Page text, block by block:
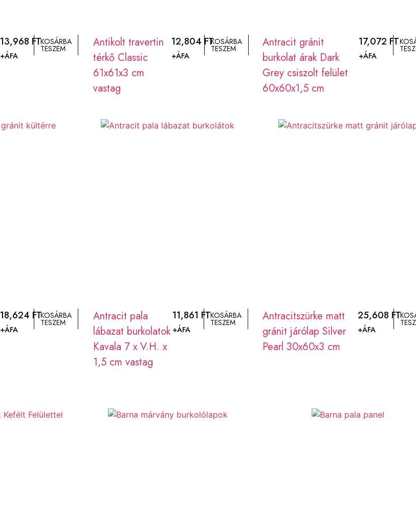
13,968 FT
+ÁFA
KOSÁRBA
TESZEM
Antikolt travertin
térkő Classic
61x61x3 cm
vastag
12,804 FT
+ÁFA
KOSÁRBA
TESZEM
Antracit gránit
burkolat árak Dark
Grey csiszolt felület
60x60x1,5 cm
17,072 FT
+ÁFA
18,624 FT
+ÁFA
KOSÁRBA
TESZEM
Antracit pala
lábazat burkolatok
Kavala 7 x V.H. x
1,5 cm vastag
11,861 FT
+ÁFA
KOSÁRBA
TESZEM
Antracitszürke matt
gránit járólap Silver
Pearl 30x60x3 cm
25,608 FT
+ÁFA